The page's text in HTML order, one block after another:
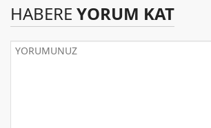
HABERE YORUM KAT